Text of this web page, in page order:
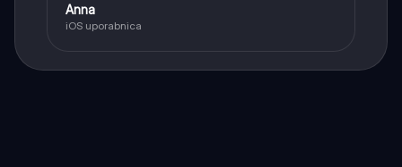
Anna
iOS uporabnica